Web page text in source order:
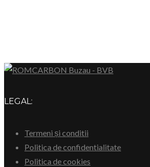
LEGAL:
Termeni și conditii
Politica de confidentialitate
Politica de cookies